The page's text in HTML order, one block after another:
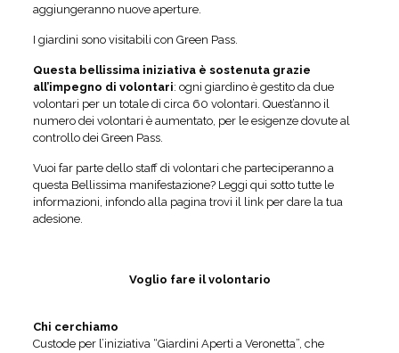
aggiungeranno nuove aperture.
I giardini sono visitabili con Green Pass.
Questa bellissima iniziativa è sostenuta grazie
all’impegno di volontari: ogni giardino è gestito da due
volontari per un totale di circa 60 volontari. Quest’anno il
numero dei volontari è aumentato, per le esigenze dovute al
controllo dei Green Pass.
Vuoi far parte dello staff di volontari che parteciperanno a
questa Bellissima manifestazione? Leggi qui sotto tutte le
informazioni, infondo alla pagina trovi il link per dare la tua
adesione.
Voglio fare il volontario
Chi cerchiamo
Custode per l’iniziativa “Giardini Aperti a Veronetta”, che